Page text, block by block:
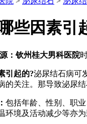
些因素引
：钦州桂大男科医院
引起的?泌尿结石病可
的关注。那导致泌尿
包括年龄、性别、职
环境及活动减少等亦